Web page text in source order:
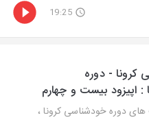
19:25
کرونا - دوره
: اپیزود بیست و چهارم
دوره خودشناسی کرونا ،